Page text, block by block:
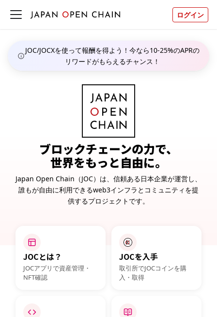
ログイン
JOC/JOCXを使って報酬を得よう！今なら10-25%のAPRの
リワードがもらえるチャンス！
ブロックチェーンの力で、
世界をもっと自由に。
Japan Open Chain（JOC）は、信頼ある日本企業が運営し、
誰もが自由に利用できるweb3インフラとコミュニティを提
供するプロジェクトです。
JOCとは？
JOCアプリで資産管理・
NFT確認
JOCを入手
取引所でJOCコインを購
入・取得